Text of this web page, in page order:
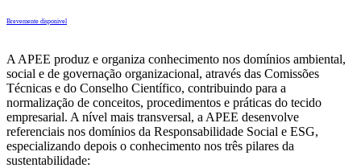
Brevemente disponivel
A APEE produz e organiza conhecimento nos domínios ambiental,
social e de governação organizacional, através das Comissões
Técnicas e do Conselho Científico, contribuindo para a
normalização de conceitos, procedimentos e práticas do tecido
empresarial. A nível mais transversal, a APEE desenvolve
referenciais nos domínios da Responsabilidade Social e ESG,
especializando depois o conhecimento nos três pilares da
sustentabilidade: